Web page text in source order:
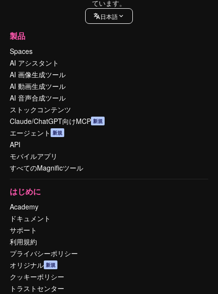
ています。
日本語
製品
Spaces
AI アシスタント
AI 画像生成ツール
AI 動画生成ツール
AI 音声合成ツール
ストックコンテンツ
Claude/ChatGPT向けMCP 新規
エージェント 新規
API
モバイルアプリ
すべてのMagnificツール
はじめに
Academy
ドキュメント
サポート
利用規約
プライバシーポリシー
オリジナル 新規
クッキーポリシー
トラストセンター